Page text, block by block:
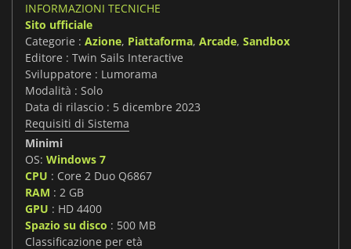
INFORMAZIONI TECNICHE
Sito ufficiale
Categorie : Azione, Piattaforma, Arcade, Sandbox
Editore : Twin Sails Interactive
Sviluppatore : Lumorama
Modalità : Solo
Data di rilascio : 5 dicembre 2023
Requisiti di Sistema
Minimi
OS: Windows 7
CPU : Core 2 Duo Q6867
RAM : 2 GB
GPU : HD 4400
Spazio su disco : 500 MB
Classificazione per età